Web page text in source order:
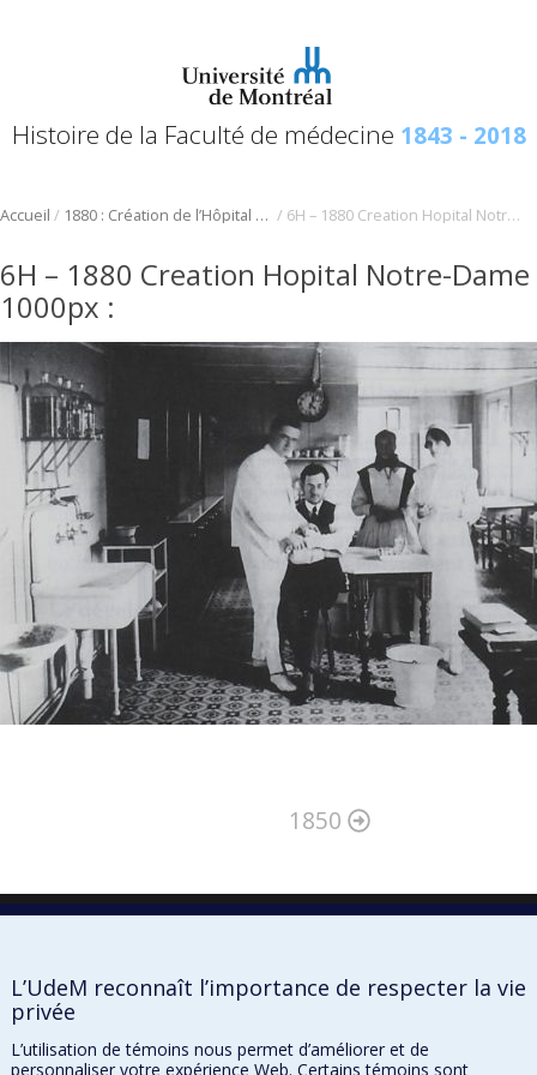
Histoire de la Faculté de médecine 1843 - 2018
Accueil / 1880 : Création de l’Hôpital Notre-Dame / 6H – 1880 Creation Hopital Notre-Dame 1000px
6H – 1880 Creation Hopital Notre-Dame
1000px :
1850
L’UdeM reconnaît l’importance de respecter la vie
privée
L’utilisation de témoins nous permet d’améliorer et de
personnaliser votre expérience Web. Certains témoins sont